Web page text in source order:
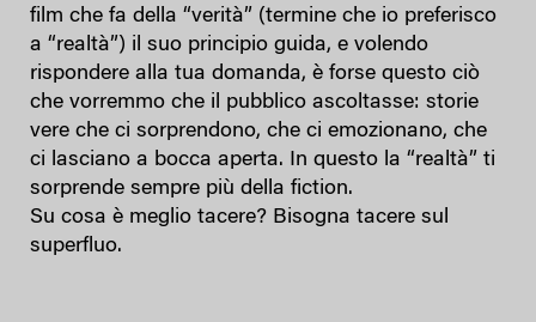
film che fa della “verità” (termine che io preferisco
a “realtà”) il suo principio guida, e volendo
rispondere alla tua domanda, è forse questo ciò
che vorremmo che il pubblico ascoltasse: storie
vere che ci sorprendono, che ci emozionano, che
ci lasciano a bocca aperta. In questo la “realtà” ti
sorprende sempre più della fiction.
Su cosa è meglio tacere? Bisogna tacere sul
superfluo.